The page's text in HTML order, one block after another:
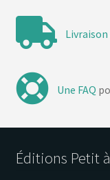
Livraison
Une FAQ
Éditions Petit